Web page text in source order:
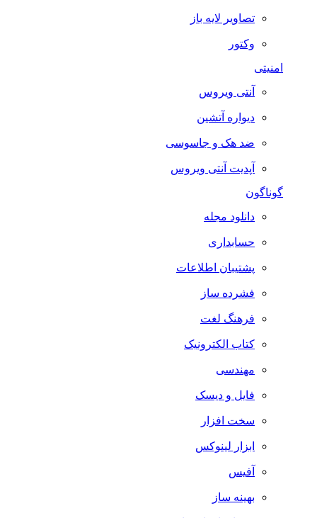
تصاویر لایه باز
وکتور
آنتی ویروس
دیواره آتشین
ضد هک و جاسوسی
آپدیت آنتی ویروس
گوناگون
دانلود مجله
حسابداری
پشتیبان اطلاعات
فشرده ساز
فرهنگ لغت
کتاب الکترونیک
مهندسی
فایل و دیسک
سخت افزار
ابزار لینوکس
آفیس
بهینه ساز